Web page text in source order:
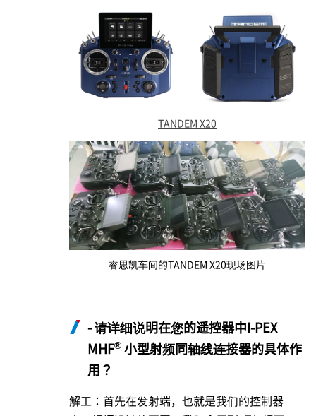
TANDEM X20
睿思凯车间的TANDEM X20现场图片
- 请详细说明在您的遥控器中I-PEX
MHF® 小型射频同轴线连接器的具体作
用？
解工：首先在发射端，也就是我们的控制器